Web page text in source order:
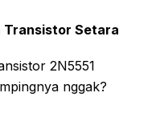
Transistor Setara
2N5551
nggak?